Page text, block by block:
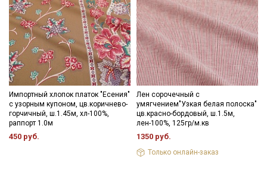
Импортный хлопок платок "Есения"
с узорным купоном, цв.коричнево-
горчичный, ш.1.45м, хл-100%,
раппорт 1.0м
450 руб.
Лен сорочечный с
умягчением"Узкая белая полоска"
цв.красно-бордовый, ш.1.5м,
лен-100%, 125гр/м.кв
1350 руб.
Только онлайн-заказ